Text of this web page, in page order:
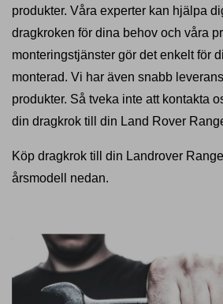
produkter. Våra experter kan hjälpa
dragkroken för dina behov och våra
monteringstjänster gör det enkelt för
monterad. Vi har även snabb
produkter. Så tveka inte att kontakta
din dragkrok till din Land Rover
Köp dragkrok till din Landrover
årsmodell nedan.